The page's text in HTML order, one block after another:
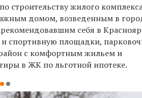
строительству жилого
домом, возведенным в
себя в
и спортивную площадки,
с комфортным жильем и
в ЖК по льготной ипотеке.